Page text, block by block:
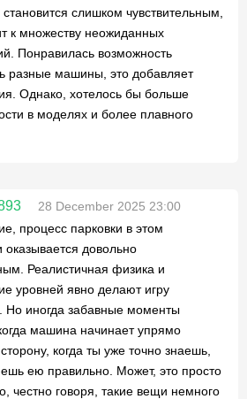
слишком чувствительным,
к множеству неожиданных
Понравилась возможность
разные машины, это добавляет
Однако, хотелось бы больше
в моделях и более плавного
28 December 2025 23:00
процесс парковки в этом
довольно
Реалистичная физика и
уровней явно делают игру
Но иногда забавные моменты
машина начинает упрямо
когда ты уже точно знаешь,
ею правильно. Может, это просто
честно говоря, такие вещи немного